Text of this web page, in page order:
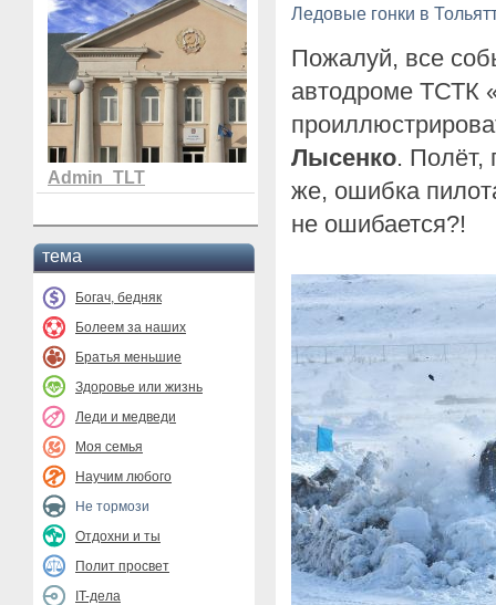
Admin_TLT
тема
Богач, бедняк
Болеем за наших
Братья меньшие
Здоровье или жизнь
Леди и медведи
Моя семья
Научим любого
Не тормози
Отдохни и ты
Полит просвет
IT-дела
Ледовые гонки в
Пожалуй, все
автодроме ТСТК
Лысенко. Полёт,
же, ошибка
не ошибается?!